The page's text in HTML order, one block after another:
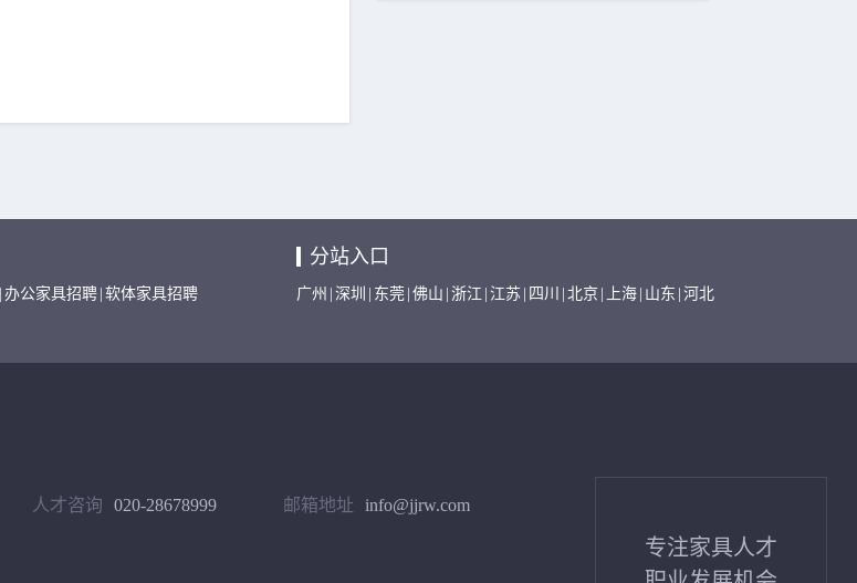
办公家具招聘 软体家具招聘
分站入口
广州 深圳 东莞 佛山 浙江 江苏 四川 北京 上海 山东 河北
人才咨询 020-28678999 邮箱地址 info@jjrw.com
专注家具人才